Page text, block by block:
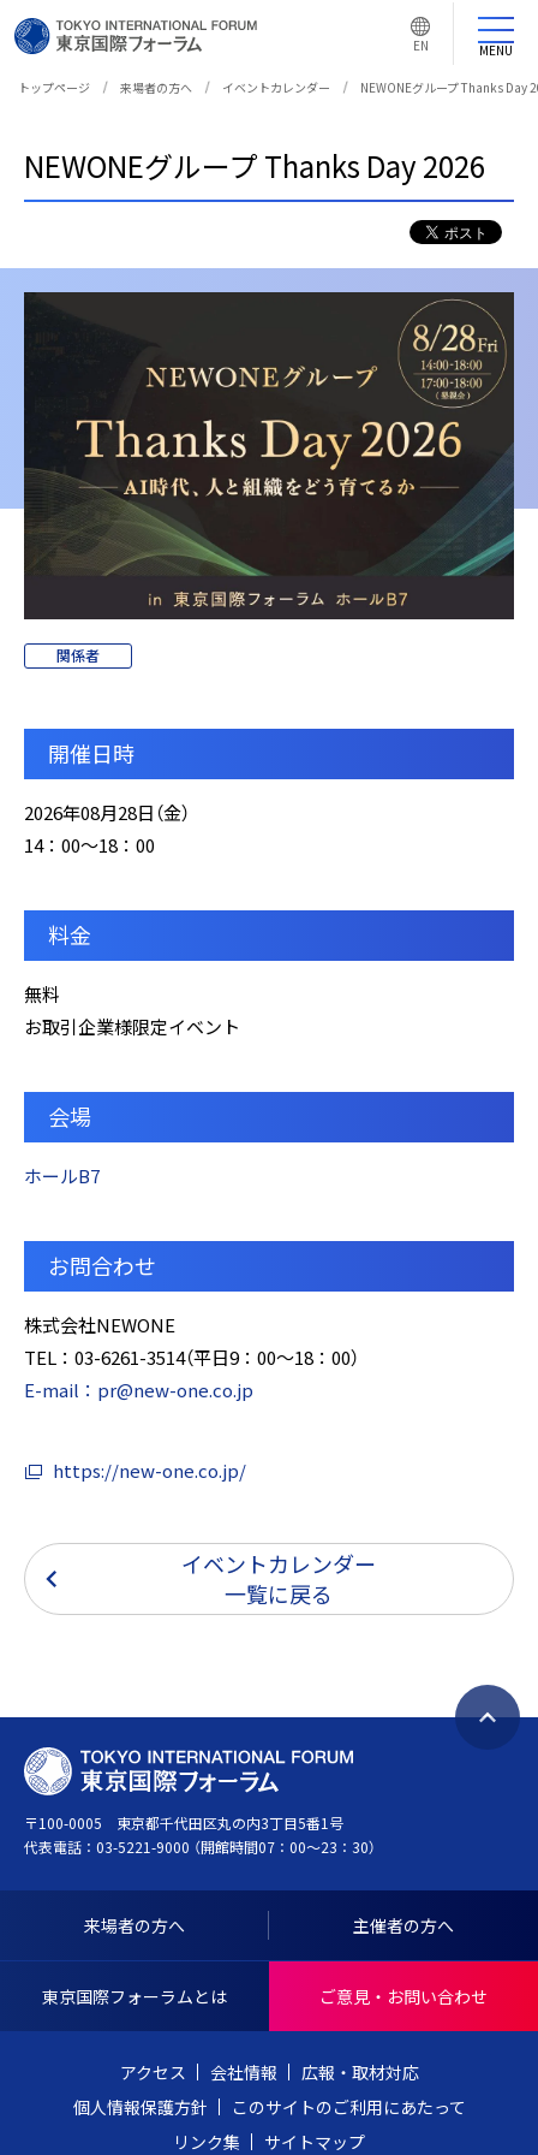
言
語
切
え
ボ
EN MENU
トップページ 来場者の方へ イベントカレンダー NEWONEグループ Thanks Day
NEWONEグループ Thanks Day 2026
関係者
開催日時
2026年08月28日（金）
14：00～18：00
料金
無料
お取引企業様限定イベント
会場
ホールB7
お問合わせ
株式会社NEWONE
TEL：03-6261-3514（平日9：00～18：00）
E-mail：pr@new-one.co.jp
https://new-one.co.jp/
イベントカレンダー
一覧に戻る
ペ
プ
戻
る
T
O
K
Y
O
N
〒100-0005 東京都千代田区丸の内3丁目5番1号
代表電話： 03-5221-9000 （開館時間07：00～23：30）
来場者の方へ 主催者の方へ
東京国際フォーラムとは ご意見・お問い合わせ
アクセス 会社情報
広報・取材対応
個人情報保護方針
このサイトのご利用にあたって
リンク集
サイトマップ